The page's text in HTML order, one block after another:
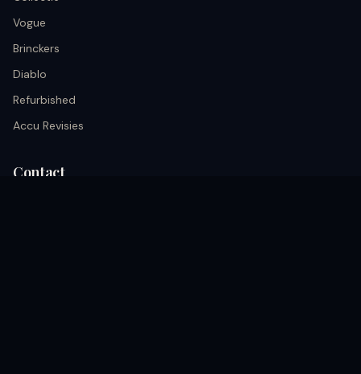
Vogue
Brinckers
Diablo
Refurbished
Accu Revisies
Contact